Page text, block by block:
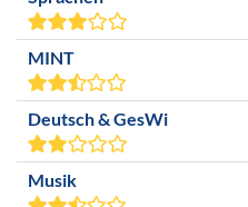
MINT
Deutsch & GesWi
Musik